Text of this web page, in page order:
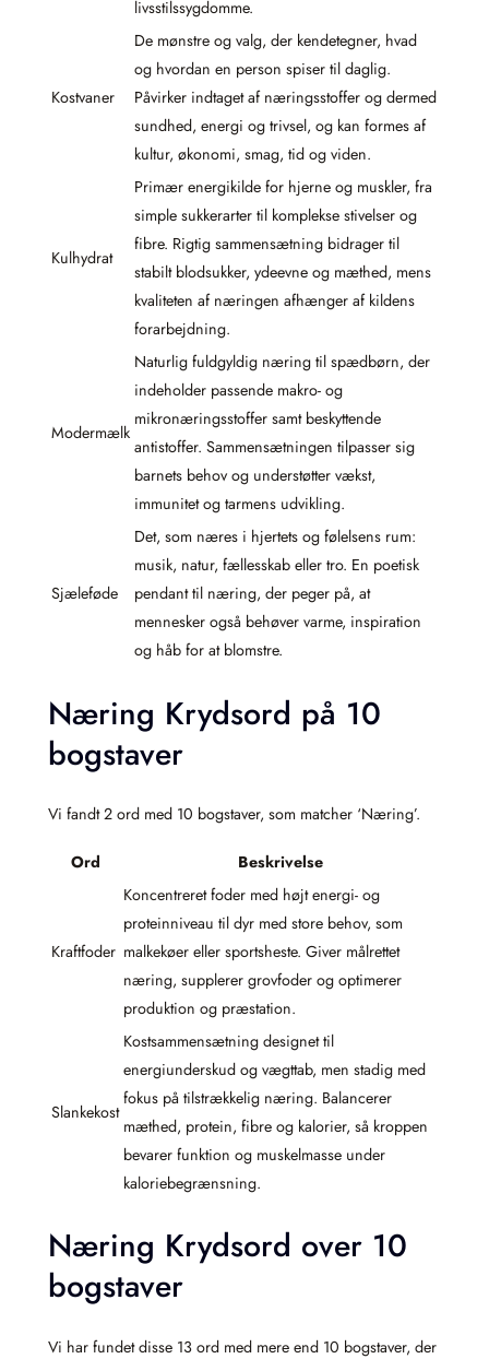
livsstilssygdomme.
Kostvaner
De mønstre og valg, der kendetegner, hvad
og hvordan en person spiser til daglig.
Påvirker indtaget af næringsstoffer og dermed
sundhed, energi og trivsel, og kan formes af
kultur, økonomi, smag, tid og viden.
Kulhydrat
Primær energikilde for hjerne og muskler, fra
simple sukkerarter til komplekse stivelser og
fibre. Rigtig sammensætning bidrager til
stabilt blodsukker, ydeevne og mæthed, mens
kvaliteten af næringen afhænger af kildens
forarbejdning.
Modermælk
Naturlig fuldgyldig næring til spædbørn, der
indeholder passende makro- og
mikronæringsstoffer samt beskyttende
antistoffer. Sammensætningen tilpasser sig
barnets behov og understøtter vækst,
immunitet og tarmens udvikling.
Sjæleføde
Det, som næres i hjertets og følelsens rum:
musik, natur, fællesskab eller tro. En poetisk
pendant til næring, der peger på, at
mennesker også behøver varme, inspiration
og håb for at blomstre.
Næring Krydsord på 10
bogstaver
Vi fandt 2 ord med 10 bogstaver, som matcher ‘Næring’.
Ord Beskrivelse
Kraftfoder
Koncentreret foder med højt energi- og
proteinniveau til dyr med store behov, som
malkekøer eller sportsheste. Giver målrettet
næring, supplerer grovfoder og optimerer
produktion og præstation.
Slankekost
Kostsammensætning designet til
energiunderskud og vægttab, men stadig med
fokus på tilstrækkelig næring. Balancerer
mæthed, protein, fibre og kalorier, så kroppen
bevarer funktion og muskelmasse under
kaloriebegrænsning.
Næring Krydsord over 10
bogstaver
Vi har fundet disse 13 ord med mere end 10 bogstaver, der